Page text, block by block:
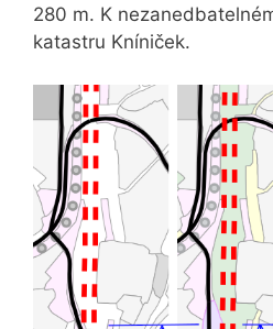
280 m. K
katastru Kníniček.